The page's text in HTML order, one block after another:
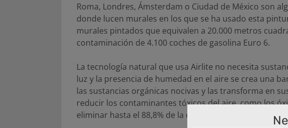
Roma, Londres, Ámsterdam o Ciudad de México son
donde lucen murales en los que se ha usado esta
murales pintados que equivalen a 20.000 metros
contaminación de 4.100 coches de gasolina Euro 6.
La tecnología natural que usa Airlite no necesita
luz y la presencia de humedad en el aire se crea una
las sustancias orgánicas nocivas y las transforma en
reducir los contaminantes tóxicos del aire, como los
eliminar hasta el 88,8% de la contaminación exterior.